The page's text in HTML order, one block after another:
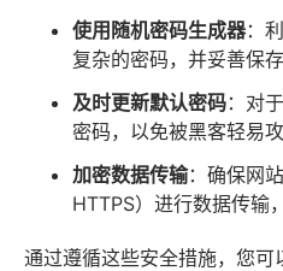
使用随机密码生成器：
复杂的密码，并妥善保存
及时更新默认密码：对
密码，以免被黑客轻易攻
加密数据传输：确保网
HTTPS）进行数据传输
通过遵循这些安全措施，您可